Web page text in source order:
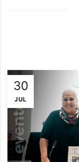
30
JUL